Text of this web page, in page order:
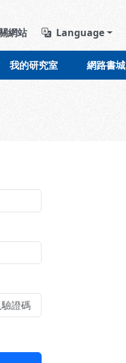
網站 Language
我的研究室 網路書城